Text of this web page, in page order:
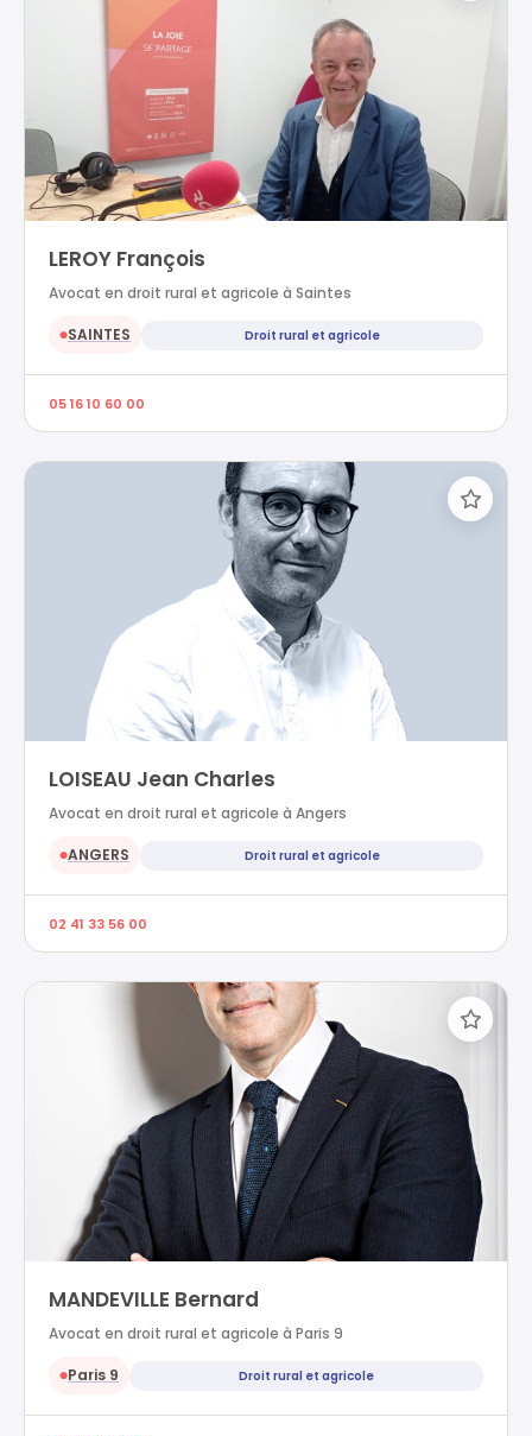
LEROY François
Avocat en droit rural et agricole à Saintes
●SAINTES Droit rural et agricole
05 16 10 60 00
LOISEAU Jean Charles
Avocat en droit rural et agricole à Angers
●ANGERS Droit rural et agricole
02 41 33 56 00
MANDEVILLE Bernard
Avocat en droit rural et agricole à Paris 9
●Paris 9 Droit rural et agricole